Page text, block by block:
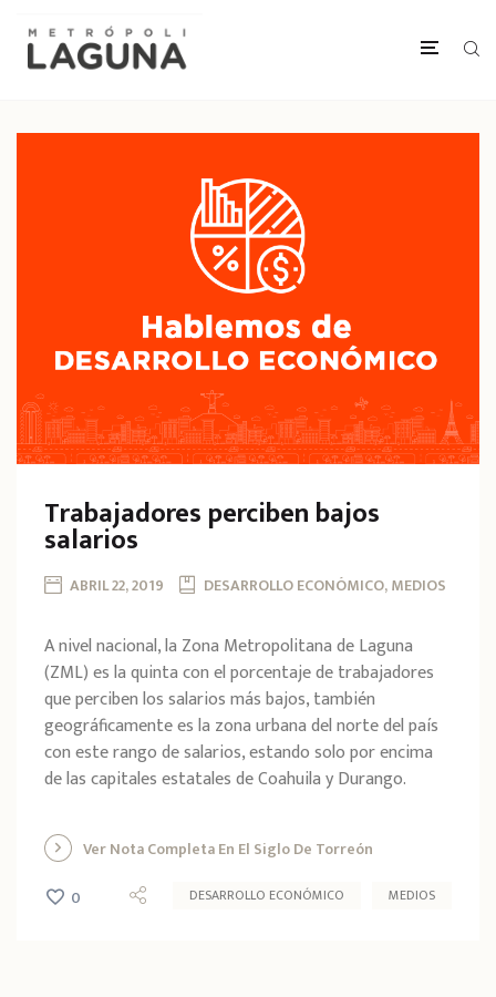
Trabajadores perciben bajos
salarios
ABRIL 22, 2019 DESARROLLO ECONÓMICO, MEDIOS
A nivel nacional, la Zona Metropolitana de Laguna
(ZML) es la quinta con el porcentaje de trabajadores
que perciben los salarios más bajos, también
geográficamente es la zona urbana del norte del país
con este rango de salarios, estando solo por encima
de las capitales estatales de Coahuila y Durango.
Ver Nota Completa En El Siglo De Torreón
0
DESARROLLO ECONÓMICO MEDIOS